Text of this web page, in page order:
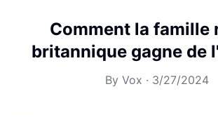
Comment la famille
britannique gagne de
By Vox · 3/27/2024